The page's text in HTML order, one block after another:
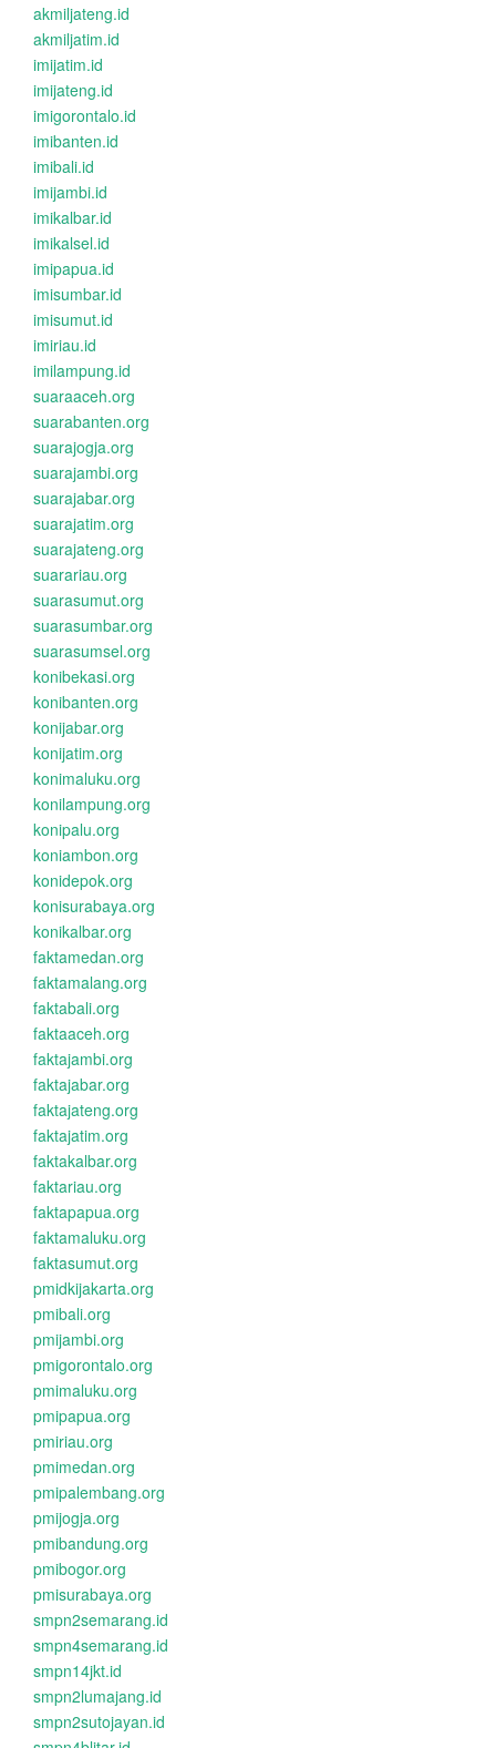
akmiljateng.id
akmiljatim.id
imijatim.id
imijateng.id
imigorontalo.id
imibanten.id
imibali.id
imijambi.id
imikalbar.id
imikalsel.id
imipapua.id
imisumbar.id
imisumut.id
imiriau.id
imilampung.id
suaraaceh.org
suarabanten.org
suarajogja.org
suarajambi.org
suarajabar.org
suarajatim.org
suarajateng.org
suarariau.org
suarasumut.org
suarasumbar.org
suarasumsel.org
konibekasi.org
konibanten.org
konijabar.org
konijatim.org
konimaluku.org
konilampung.org
konipalu.org
koniambon.org
konidepok.org
konisurabaya.org
konikalbar.org
faktamedan.org
faktamalang.org
faktabali.org
faktaaceh.org
faktajambi.org
faktajabar.org
faktajateng.org
faktajatim.org
faktakalbar.org
faktariau.org
faktapapua.org
faktamaluku.org
faktasumut.org
pmidkijakarta.org
pmibali.org
pmijambi.org
pmigorontalo.org
pmimaluku.org
pmipapua.org
pmiriau.org
pmimedan.org
pmipalembang.org
pmijogja.org
pmibandung.org
pmibogor.org
pmisurabaya.org
smpn2semarang.id
smpn4semarang.id
smpn14jkt.id
smpn2lumajang.id
smpn2sutojayan.id